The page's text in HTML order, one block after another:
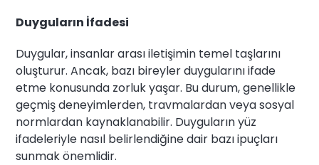
Duyguların İfadesi
Duygular, insanlar arası iletişimin temel taşlarını
oluşturur. Ancak, bazı bireyler duygularını ifade
etme konusunda zorluk yaşar. Bu durum, genellikle
geçmiş deneyimlerden, travmalardan veya sosyal
normlardan kaynaklanabilir. Duyguların yüz
ifadeleriyle nasıl belirlendiğine dair bazı ipuçları
sunmak önemlidir.